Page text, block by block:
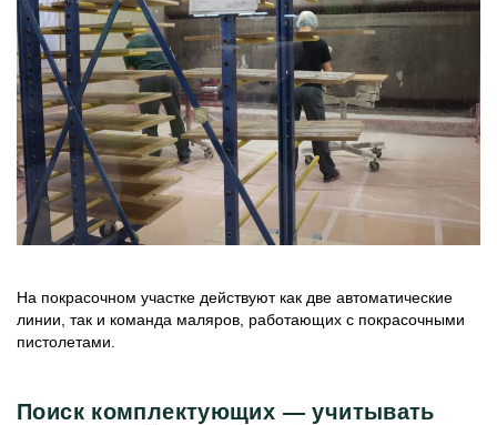
На покрасочном участке действуют как две автоматические
линии, так и команда маляров, работающих с покрасочными
пистолетами.
Поиск комплектующих — учитывать